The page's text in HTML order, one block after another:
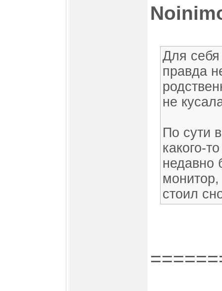
Для
правда
не
По сути
какого-
недавно
монитор,
стоил